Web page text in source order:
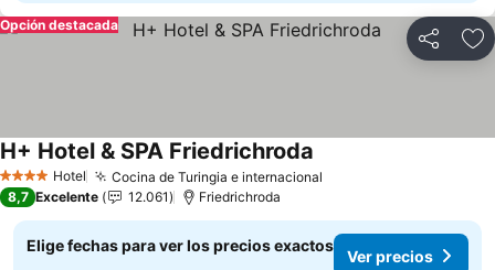
Compartir
Opción destacada
4 EstrellasHotel Cocina de Turingia e internacional
H+ Hotel & SPA Friedrichroda
8,7 Excelente 12.061 Friedrichroda
Elige fechas para ver los precios exactos
Ver precios